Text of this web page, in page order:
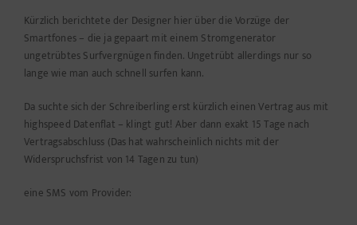
Kürzlich berichtete der Designer hier über die Vorzüge der
Smartfones – die ja gepaart mit einem Stromgenerator
ungetrübtes Surfvergnügen finden. Ungetrübt allerdings nur so
lange wie man auch schnell surfen kann.
Da suchte sich der Schreiberling erst kürzlich einen Vertrag aus mit
highspeed Datenflat – klingt gut! Aber dann exakt 15 Tage nach
Vertragsabschluss (Das hat wahrscheinlich nichts mit der
Widerspruchsfrist von 14 Tagen zu tun)
eine SMS vom Provider: